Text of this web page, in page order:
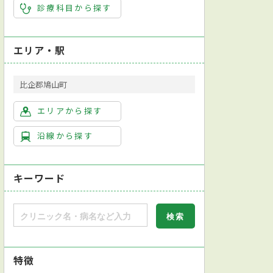
診療科目から探す
エリア・駅
比企郡鳩山町
エリアから探す
沿線から探す
キーワード
特徴